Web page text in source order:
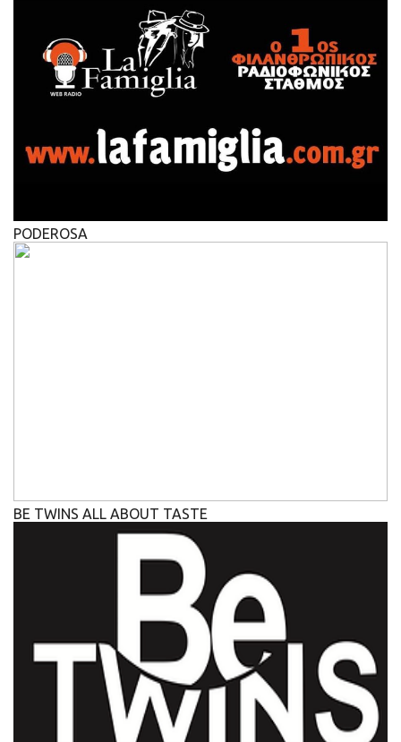
PODEROSA
BE TWINS ALL ABOUT TASTE